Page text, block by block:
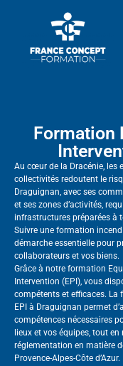
Formation
Au cœur de la Dracénie, les
collectivités redoutent le
Draguignan, avec ses
et ses zones d’activités,
infrastructures préparées à
Suivre une formation
démarche essentielle pour
collaborateurs et vos biens.
Grâce à notre formation
Intervention (EPI), vous
compétents et efficaces. La
EPI à Draguignan permet
compétences nécessaires
lieux et vos équipes, tout
réglementation en matière
Provence-Alpes-Côte d’Azur.